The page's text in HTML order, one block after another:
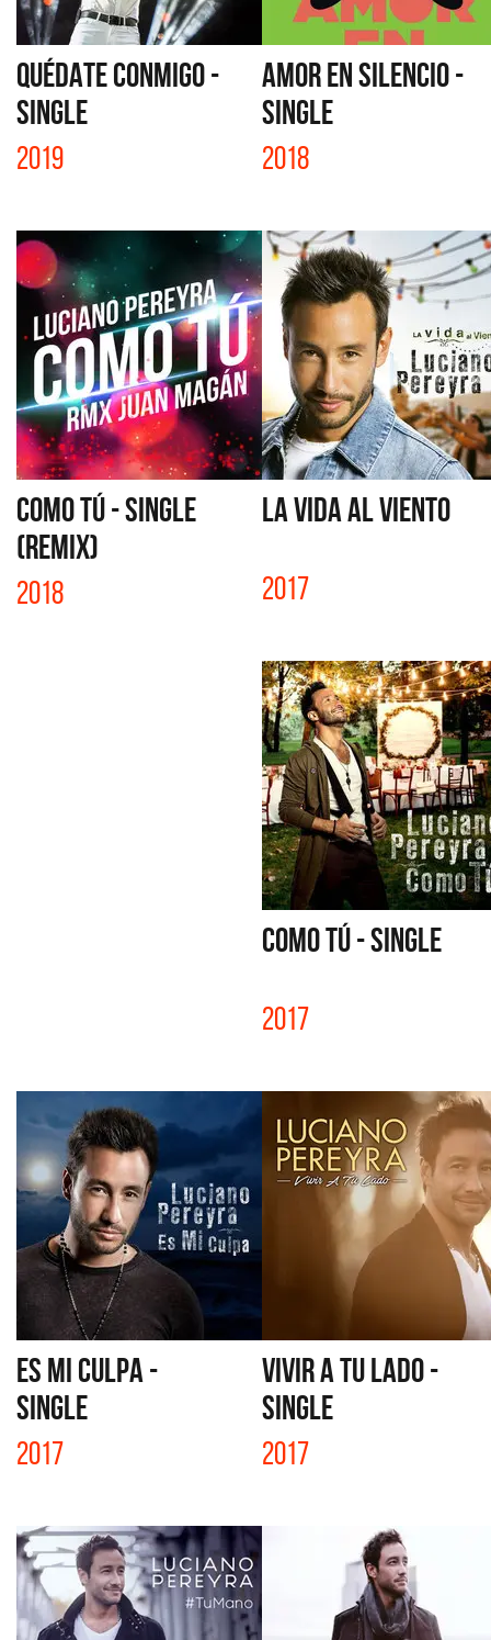
QUÉDATE CONMIGO -
SINGLE
2019
AMOR EN SILENCIO -
SINGLE
2018
COMO TÚ - SINGLE
(REMIX)
2018
LA VIDA AL VIENTO
2017
COMO TÚ - SINGLE
2017
ES MI CULPA -
SINGLE
2017
VIVIR A TU LADO -
SINGLE
2017